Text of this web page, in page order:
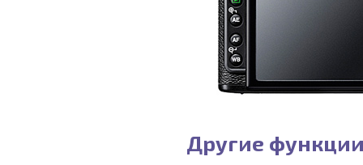
Другие